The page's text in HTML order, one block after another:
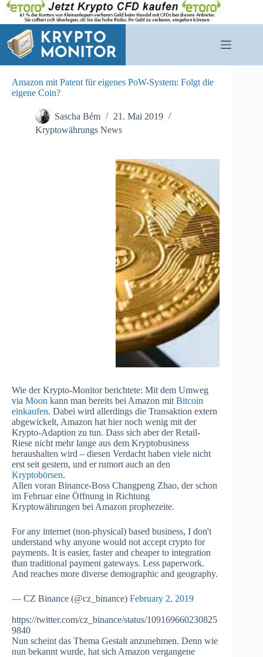
Zum
Inhalt
springen
Amazon mit Patent für eigenes PoW-System: Folgt die
eigene Coin?
Sascha Bém
21. Mai 2019
Kryptowährungs News
Wie der Krypto-Monitor berichtete: Mit dem Umweg
via Moon kann man bereits bei Amazon mit Bitcoin
einkaufen. Dabei wird allerdings die Transaktion extern
abgewickelt, Amazon hat hier noch wenig mit der
Krypto-Adaption zu tun. Dass sich aber der Retail-
Riese nicht mehr lange aus dem Kryptobusiness
heraushalten wird – diesen Verdacht haben viele nicht
erst seit gestern, und er rumort auch an den
Kryptobörsen.
Allen voran Binance-Boss Changpeng Zhao, der schon
im Februar eine Öffnung in Richtung
Kryptowährungen bei Amazon prophezeite.
For any internet (non-physical) based business, I don't
understand why anyone would not accept crypto for
payments. It is easier, faster and cheaper to integration
than traditional payment gateways. Less paperwork.
And reaches more diverse demographic and geography.
— CZ Binance (@cz_binance) February 2, 2019
https://twitter.com/cz_binance/status/109169660230825
9840
Nun scheint das Thema Gestalt anzunehmen. Denn wie
nun bekannt wurde, hat sich Amazon vergangene